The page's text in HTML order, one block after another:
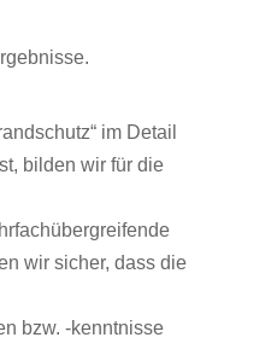
im Detail
bilden wir für die
wir sicher, dass die
bzw. -kenntnisse